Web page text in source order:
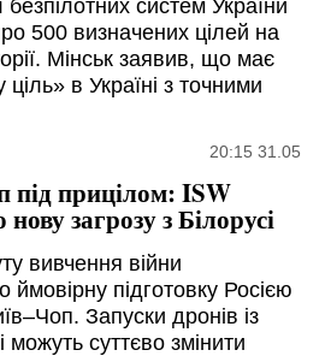
систем України
500 визначених цілей на
Мінськ заявив, що має
в Україні з точними
20:15 31.05
під прицілом: ISW
загрозу з Білорусі
вивчення війни
підготовку Росією
Запуски дронів із
можуть суттєво змінити